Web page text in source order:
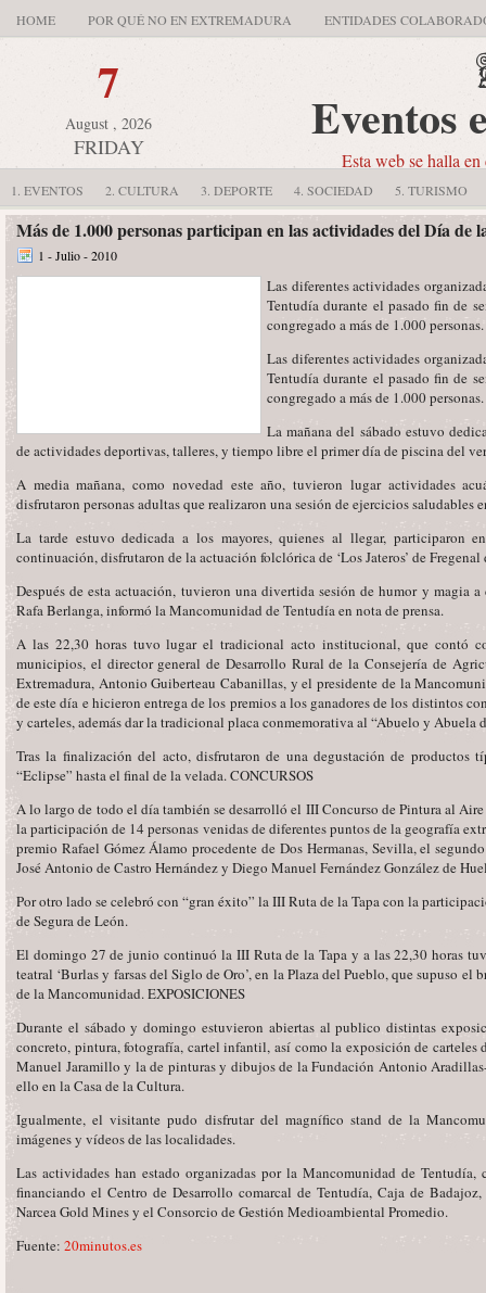
HOME POR QUÉ NO EN EXTREMADURA ENTIDADES
7
August , 2026
FRIDAY Eventos
Esta web se halla
1. EVENTOS 2. CULTURA 3. DEPORTE 4. SOCIEDAD 5. TURISMO
Más de 1.000 personas participan en las actividades del Día de
1 - Julio - 2010
Las diferentes actividades
Tentudía durante el pasado fin de
congregado a más de 1.000 personas.
Las diferentes actividades
Tentudía durante el pasado fin de
congregado a más de 1.000 personas.
La mañana del sábado estuvo
de actividades deportivas, talleres, y tiempo libre el primer día de piscina del
A media mañana, como novedad este año, tuvieron lugar actividades
disfrutaron personas adultas que realizaron una sesión de ejercicios saludables
La tarde estuvo dedicada a los mayores, quienes al llegar, participaron
continuación, disfrutaron de la actuación folclórica de ‘Los Jateros’ de Fregenal
Después de esta actuación, tuvieron una divertida sesión de humor y magia
Rafa Berlanga, informó la Mancomunidad de Tentudía en nota de prensa.
A las 22,30 horas tuvo lugar el tradicional acto institucional, que contó
municipios, el director general de Desarrollo Rural de la Consejería de
Extremadura, Antonio Guiberteau Cabanillas, y el presidente de la
de este día e hicieron entrega de los premios a los ganadores de los distintos
y carteles, además dar la tradicional placa conmemorativa al “Abuelo y Abuela
Tras la finalización del acto, disfrutaron de una degustación de productos
“Eclipse” hasta el final de la velada. CONCURSOS
A lo largo de todo el día también se desarrolló el III Concurso de Pintura al
la participación de 14 personas venidas de diferentes puntos de la geografía
premio Rafael Gómez Álamo procedente de Dos Hermanas, Sevilla, el
José Antonio de Castro Hernández y Diego Manuel Fernández González de
Por otro lado se celebró con “gran éxito” la III Ruta de la Tapa con la
de Segura de León.
El domingo 27 de junio continuó la III Ruta de la Tapa y a las 22,30 horas
teatral ‘Burlas y farsas del Siglo de Oro’, en la Plaza del Pueblo, que supuso
de la Mancomunidad. EXPOSICIONES
Durante el sábado y domingo estuvieron abiertas al publico distintas
concreto, pintura, fotografía, cartel infantil, así como la exposición de carteles
Manuel Jaramillo y la de pinturas y dibujos de la Fundación Antonio
ello en la Casa de la Cultura.
Igualmente, el visitante pudo disfrutar del magnífico stand de la
imágenes y vídeos de las localidades.
Las actividades han estado organizadas por la Mancomunidad de
financiando el Centro de Desarrollo comarcal de Tentudía, Caja de
Narcea Gold Mines y el Consorcio de Gestión Medioambiental Promedio.
Fuente: 20minutos.es